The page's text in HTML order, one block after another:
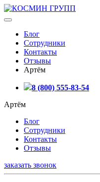
Блог
Сотрудники
Контакты
Отзывы
Артём
8 (800) 555-83-54
Артём
Блог
Сотрудники
Контакты
Отзывы
заказать звонок